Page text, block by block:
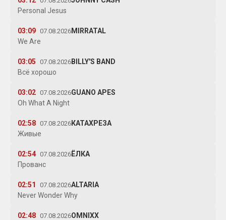
Personal Jesus
03:09 07.08.2026 MIRRATAL
We Are
03:05 07.08.2026 BILLY'S BAND
Всё хорошо
03:02 07.08.2026GUANO APES
Oh What A Night
02:58 07.08.2026 КАТАХРЕЗА
Живые
02:54 07.08.2026 ЁЛКА
Прованс
02:51 07.08.2026ALTARIA
Never Wonder Why
02:48 07.08.2026OMNIXX